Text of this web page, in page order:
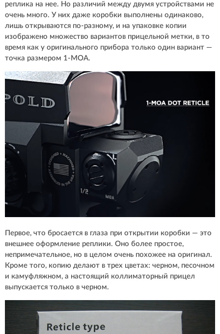
реплика на нее. Но различий между двумя устройствами не
очень много. У них даже коробки выполнены одинаково,
лишь открываются по-разному, и на упаковке копии
изображено множество вариантов прицельной метки, в то
время как у оригинального прибора только один вариант —
точка размером 1-MOA.
Первое, что бросается в глаза при открытии коробки — это
внешнее оформление реплики. Оно более простое,
непримечательное, но в целом очень похожее на оригинал.
Кроме того, копию делают в трех цветах: черном, песочном
и камуфляжном, а настоящий коллиматорный прицел
выпускается только в черном.